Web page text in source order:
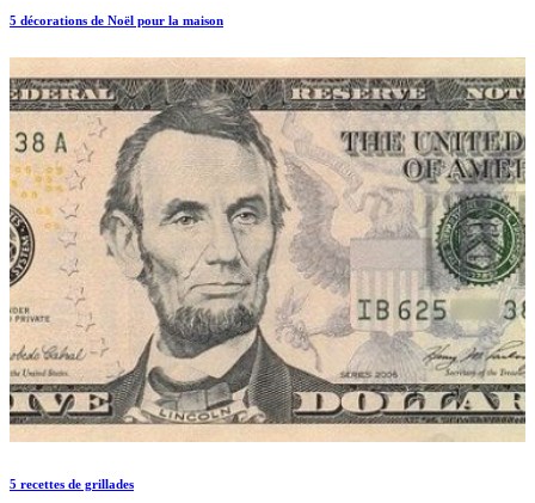
5 décorations de Noël pour la maison
5 recettes de grillades